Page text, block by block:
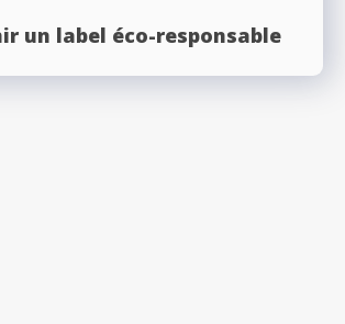
un label éco-responsable